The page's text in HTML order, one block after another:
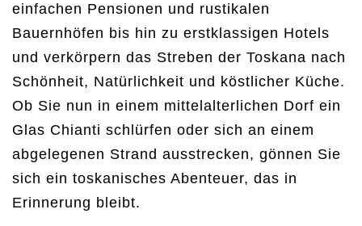
einfachen Pensionen und rustikalen
Bauernhöfen bis hin zu erstklassigen Hotels
und verkörpern das Streben der Toskana nach
Schönheit, Natürlichkeit und köstlicher Küche.
Ob Sie nun in einem mittelalterlichen Dorf ein
Glas Chianti schlürfen oder sich an einem
abgelegenen Strand ausstrecken, gönnen Sie
sich ein toskanisches Abenteuer, das in
Erinnerung bleibt.